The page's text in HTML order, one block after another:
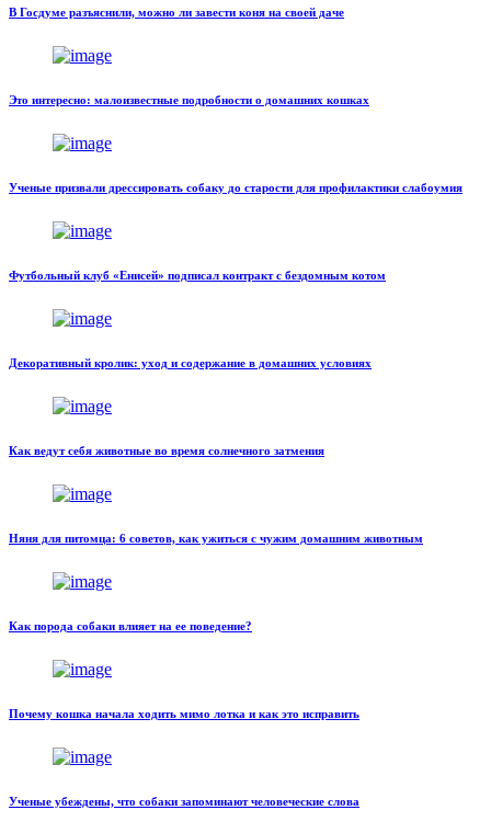
В Госдуме разъяснили, можно ли завести коня на своей даче
Это интересно: малоизвестные подробности о домашних кошках
Ученые призвали дрессировать собаку до старости для профилактики слабоумия
Футбольный клуб «Енисей» подписал контракт с бездомным котом
Декоративный кролик: уход и содержание в домашних условиях
Как ведут себя животные во время солнечного затмения
Няня для питомца: 6 советов, как ужиться с чужим домашним животным
Как порода собаки влияет на ее поведение?
Почему кошка начала ходить мимо лотка и как это исправить
Ученые убеждены, что собаки запоминают человеческие слова